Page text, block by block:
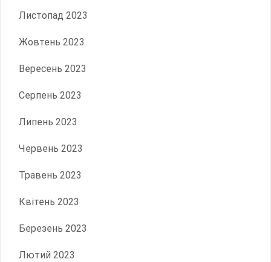
Листопад 2023
Жовтень 2023
Вересень 2023
Серпень 2023
Липень 2023
Червень 2023
Травень 2023
Квітень 2023
Березень 2023
Лютий 2023